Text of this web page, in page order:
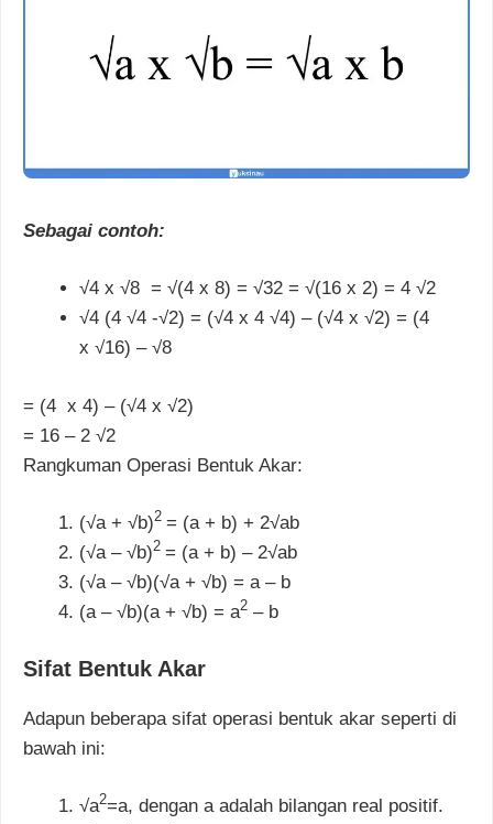
Sebagai contoh:
√4 x √8 = √(4 x 8) = √32 = √(16 x 2) = 4 √2
√4 (4 √4 -√2) = (√4 x 4 √4) – (√4 x √2) = (4
x √16) – √8
= (4 x 4) – (√4 x √2)
= 16 – 2 √2
Rangkuman Operasi Bentuk Akar:
(√a + √b)2 = (a + b) + 2√ab
(√a – √b)2 = (a + b) – 2√ab
(√a – √b)(√a + √b) = a – b
(a – √b)(a + √b) = a2 – b
Sifat Bentuk Akar
Adapun beberapa sifat operasi bentuk akar seperti di
bawah ini:
√a2=a, dengan a adalah bilangan real positif.